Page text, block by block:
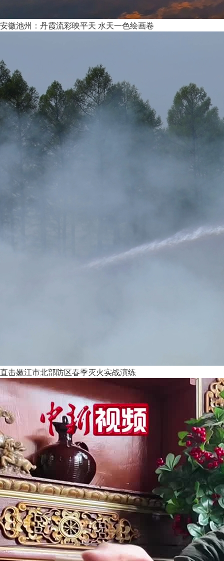
安徽池州：丹霞流彩映平天 水天一色绘画卷
直击嫩江市北部防区春季灭火实战演练